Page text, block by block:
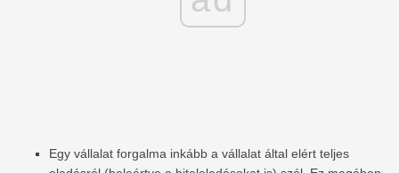
Egy vállalat forgalma inkább a vállalat által elért teljes